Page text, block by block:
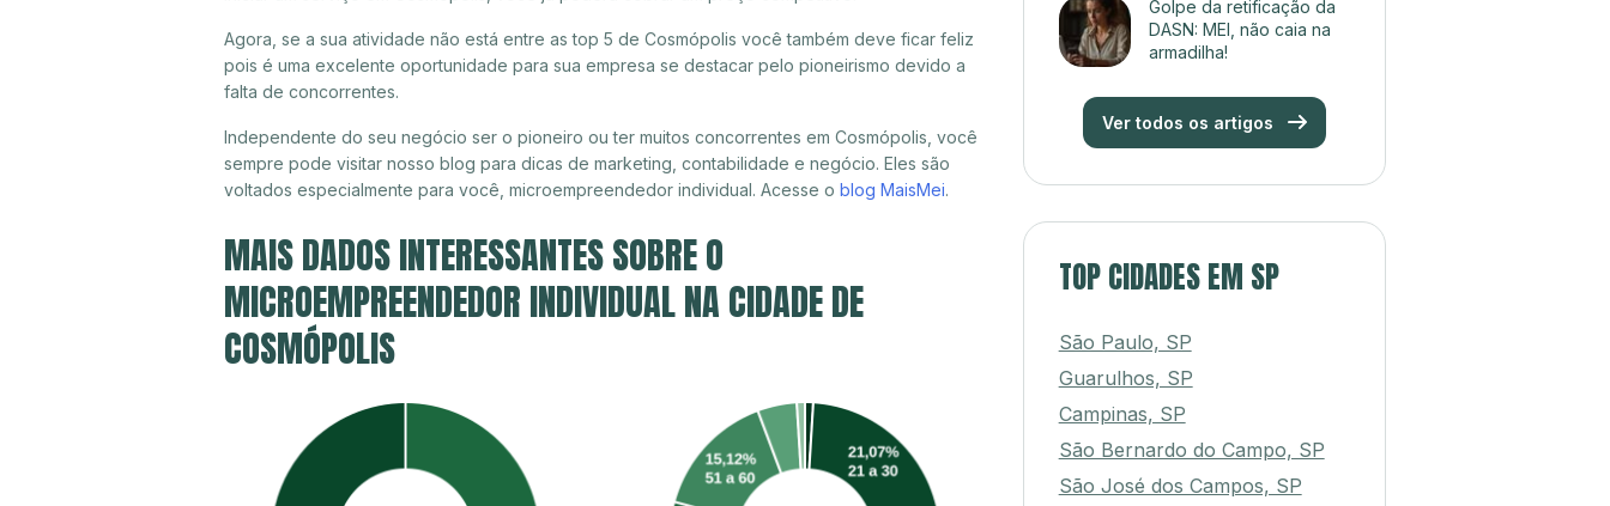
Agora, se a sua atividade não está entre as top 5 de Cosmópolis você também deve ficar feliz
pois é uma excelente oportunidade para sua empresa se destacar pelo pioneirismo devido a
falta de concorrentes.
Independente do seu negócio ser o pioneiro ou ter muitos concorrentes em Cosmópolis, você
sempre pode visitar nosso blog para dicas de marketing, contabilidade e negócio. Eles são
voltados especialmente para você, microempreendedor individual. Acesse o blog MaisMei.
MAIS DADOS INTERESSANTES SOBRE O
MICROEMPREENDEDOR INDIVIDUAL NA CIDADE DE
COSMÓPOLIS
Golpe da retificação da
DASN: MEI, não caia na
armadilha!
Ver todos os artigos
TOP CIDADES EM SP
São Paulo, SP
Guarulhos, SP
Campinas, SP
São Bernardo do Campo, SP
São José dos Campos, SP